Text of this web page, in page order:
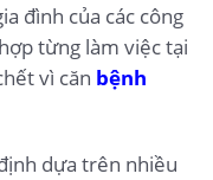
đình của các công
từng làm việc tại
vì căn bệnh
dựa trên nhiều